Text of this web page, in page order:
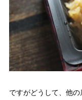
ですがどうして、他